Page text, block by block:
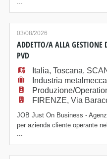
Manovale Edile. Posizione Le
inserite all'interno della
occuperanno di: - Supportare
e ristrutturazione; - Collaborare
con il resto del team; - Utilizz
03/08/2026
ADDETTO/A ALLA
PVD
Italia, Toscana,
Industria
Produzione/
FIRENZE, Via
JOB Just On Business -
per azienda cliente operante
accessori metallici per la
gestione di impianti PVD.
inserita all'interno del reparto
...